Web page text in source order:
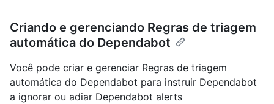
Criando e gerenciando Regras de triagem
automática do Dependabot
Você pode criar e gerenciar Regras de triagem
automática do Dependabot para instruir Dependabot
a ignorar ou adiar Dependabot alerts